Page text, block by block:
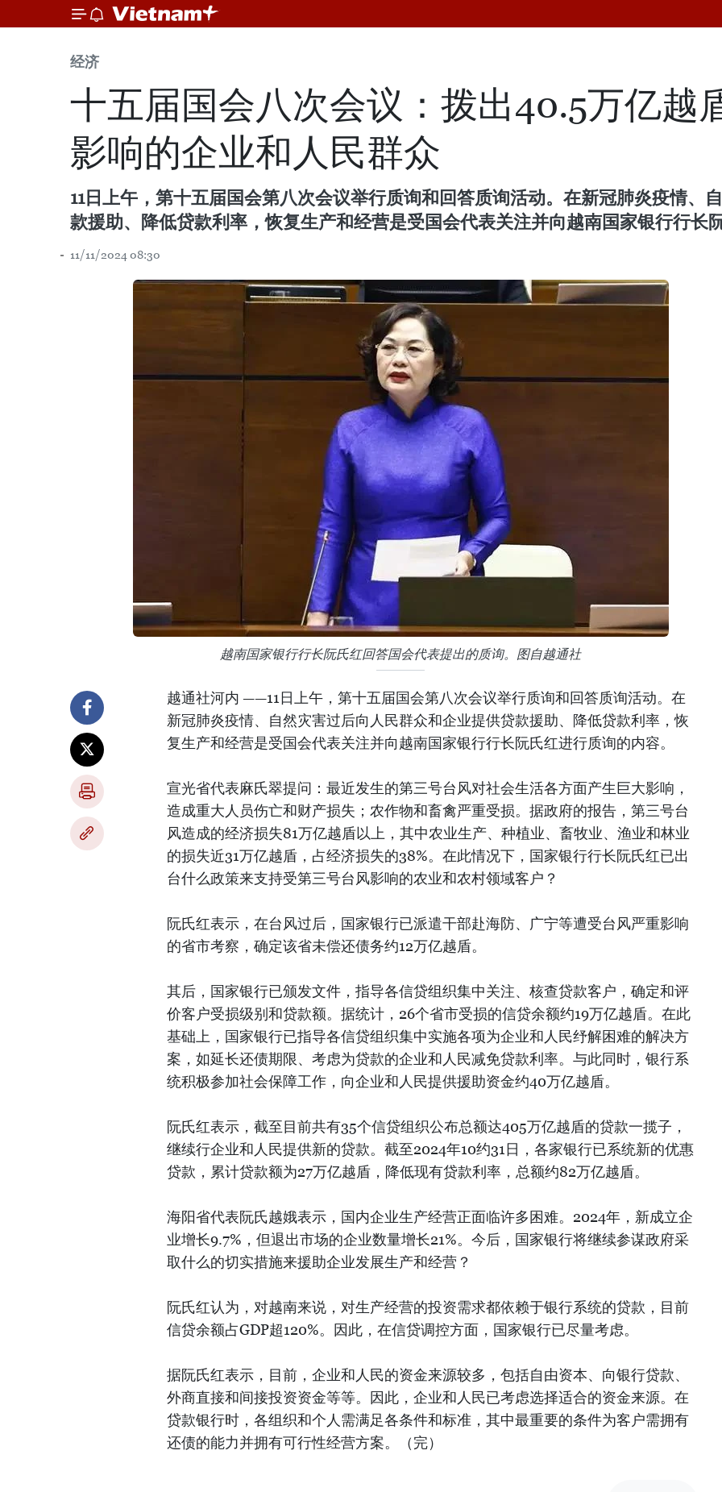
经济
十五届国会八次会议：拨出40.5万亿越
影响的企业和人民群众
11日上午，第十五届国会第八次会议举行质询和回答质询活动。在新冠肺炎疫情、
款援助、降低贷款利率，恢复生产和经营是受国会代表关注并向越南国家银行行长
11/11/2024 08:30
越南国家银行行长阮氏红回答国会代表提出的质询。图自越通社
越通社河内 ——11日上午，第十五届国会第八次会议举行质询和回答质询活动。在
新冠肺炎疫情、自然灾害过后向人民群众和企业提供贷款援助、降低贷款利率，恢
复生产和经营是受国会代表关注并向越南国家银行行长阮氏红进行质询的内容。
宣光省代表麻氏翠提问：最近发生的第三号台风对社会生活各方面产生巨大影响，
造成重大人员伤亡和财产损失；农作物和畜禽严重受损。据政府的报告，第三号台
风造成的经济损失81万亿越盾以上，其中农业生产、种植业、畜牧业、渔业和林业
的损失近31万亿越盾，占经济损失的38%。在此情况下，国家银行行长阮氏红已出
台什么政策来支持受第三号台风影响的农业和农村领域客户？
阮氏红表示，在台风过后，国家银行已派遣干部赴海防、广宁等遭受台风严重影响
的省市考察，确定该省未偿还债务约12万亿越盾。
其后，国家银行已颁发文件，指导各信贷组织集中关注、核查贷款客户，确定和评
价客户受损级别和贷款额。据统计，26个省市受损的信贷余额约19万亿越盾。在此
基础上，国家银行已指导各信贷组织集中实施各项为企业和人民纾解困难的解决方
案，如延长还债期限、考虑为贷款的企业和人民减免贷款利率。与此同时，银行系
统积极参加社会保障工作，向企业和人民提供援助资金约40万亿越盾。
阮氏红表示，截至目前共有35个信贷组织公布总额达405万亿越盾的贷款一揽子，
继续行企业和人民提供新的贷款。截至2024年10约31日，各家银行已系统新的优惠
贷款，累计贷款额为27万亿越盾，降低现有贷款利率，总额约82万亿越盾。
海阳省代表阮氏越娥表示，国内企业生产经营正面临许多困难。2024年，新成立企
业增长9.7%，但退出市场的企业数量增长21%。今后，国家银行将继续参谋政府采
取什么的切实措施来援助企业发展生产和经营？
阮氏红认为，对越南来说，对生产经营的投资需求都依赖于银行系统的贷款，目前
信贷余额占GDP超120%。因此，在信贷调控方面，国家银行已尽量考虑。
据阮氏红表示，目前，企业和人民的资金来源较多，包括自由资本、向银行贷款、
外商直接和间接投资资金等等。因此，企业和人民已考虑选择适合的资金来源。在
贷款银行时，各组织和个人需满足各条件和标准，其中最重要的条件为客户需拥有
还债的能力并拥有可行性经营方案。（完）